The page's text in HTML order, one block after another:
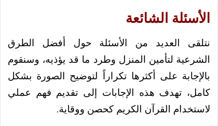
الأسئلة الشائعة
نتلقى العديد من الأسئلة حول أفضل الطرق
الشرعية لتأمين المنزل وطرد ما قد يؤذيه، وسنقوم
بالإجابة على أكثرها تكراراً لتوضيح الصورة بشكل
كامل، تهدف هذه الإجابات إلى تقديم فهم عملي
لاستخدام القرآن الكريم كحصن ووقاية.